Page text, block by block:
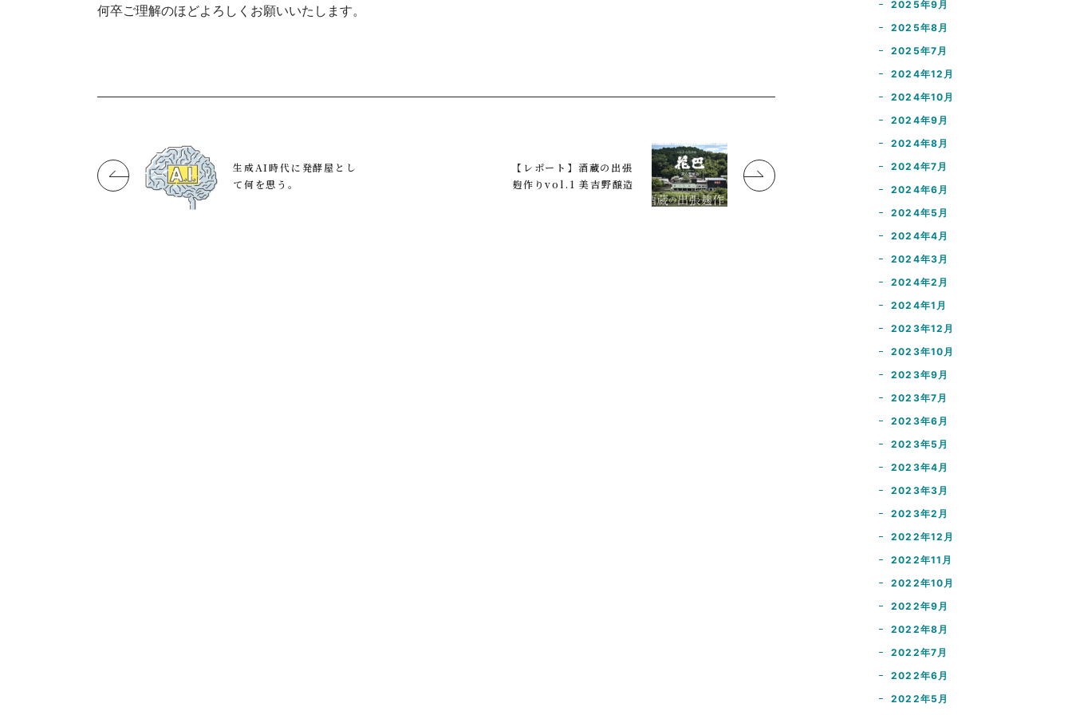
何卒ご理解のほどよろしくお願いいたします。
生成AI時代に発酵屋とし
て何を思う。
【レポート】酒蔵の出張
麹作りvol.1 美吉野醸造
2025年9月
2025年8月
2025年7月
2024年12月
2024年10月
2024年9月
2024年8月
2024年7月
2024年6月
2024年5月
2024年4月
2024年3月
2024年2月
2024年1月
2023年12月
2023年10月
2023年9月
2023年7月
2023年6月
2023年5月
2023年4月
2023年3月
2023年2月
2022年12月
2022年11月
2022年10月
2022年9月
2022年8月
2022年7月
2022年6月
2022年5月